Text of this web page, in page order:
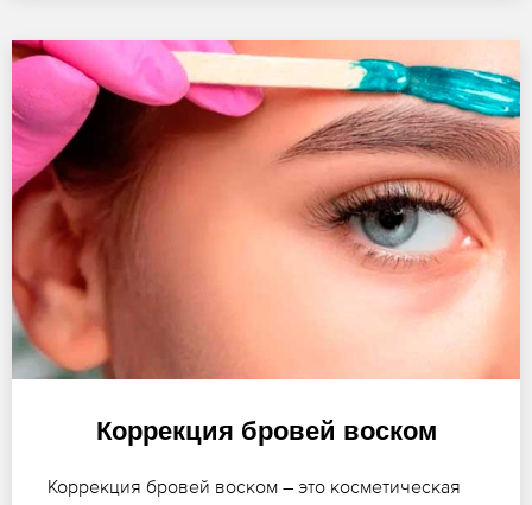
Коррекция бровей воском
Коррекция бровей воском – это косметическая